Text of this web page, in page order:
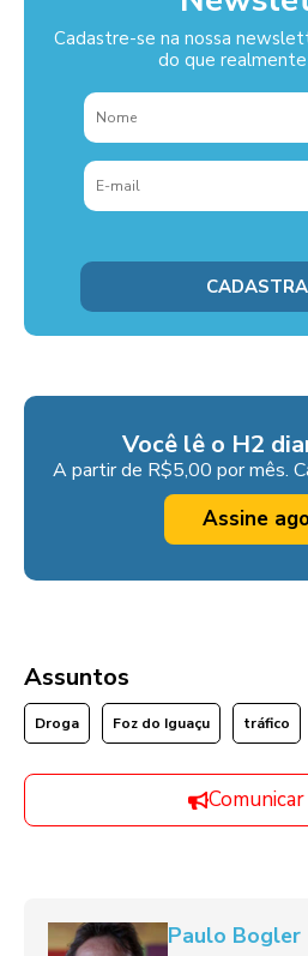
Cadastre-se na nossa
do que
Você lê o H2
A partir de R$5,00 por mês.
Assine
Assuntos
Droga Foz do Iguaçu tráfico
Paulo Bogler